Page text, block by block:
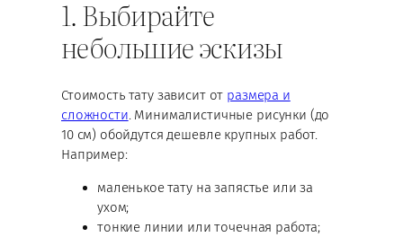
1. Выбирайте
небольшие эскизы
Стоимость тату зависит от размера и
сложности. Минималистичные рисунки (до
10 см) обойдутся дешевле крупных работ.
Например:
маленькое тату на запястье или за
ухом;
тонкие линии или точечная работа;